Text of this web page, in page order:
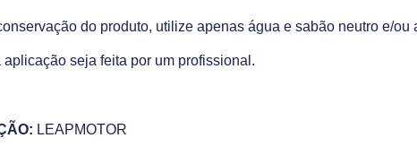
do produto, utilize apenas água e sabão neutro e/ou
seja feita por um profissional.
LEAPMOTOR